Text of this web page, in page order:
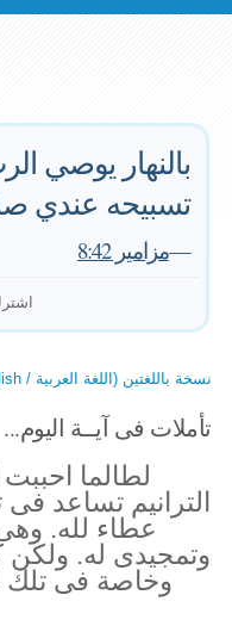
بالنهار يوصي
تسبيحه عندي
—مزامير 8:42
نسخة باللغتين (اللغة العربية / English)
تأملات فى آيــة اليوم...
لطالما
الترانيم تساعد
عطاء لله.
وتمجيدى له. ولكن
وخاصة فى تلك